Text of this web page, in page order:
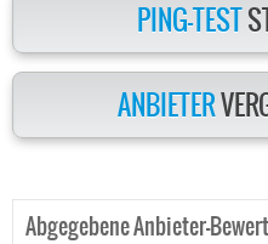
PING-TEST
ANBIETER
Abgegebene Anbieter-